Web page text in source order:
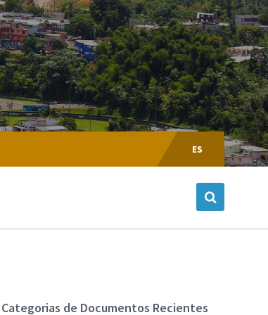
Escoger
Lenguaje:
ES
Categorias de Documentos Recientes